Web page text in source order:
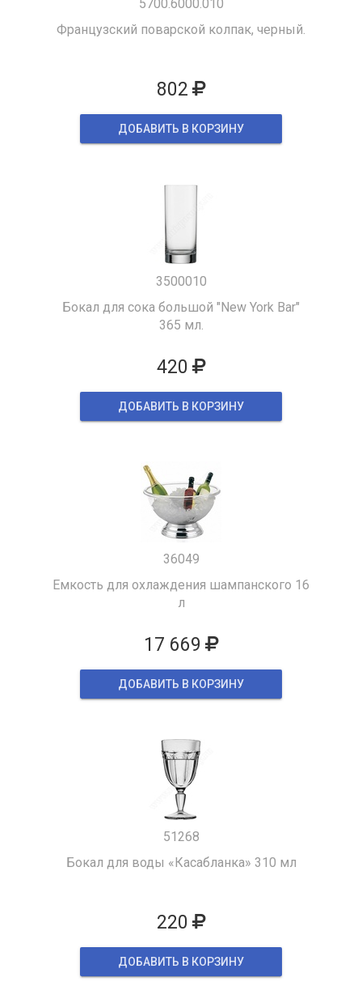
5700.6000.010
Французский поварской колпак, черный.
802
ДОБАВИТЬ В КОРЗИНУ
3500010
Бокал для сока большой "New York Bar"
365 мл.
420
ДОБАВИТЬ В КОРЗИНУ
36049
Емкость для охлаждения шампанского 16
л
17 669
ДОБАВИТЬ В КОРЗИНУ
51268
Бокал для воды «Касабланка» 310 мл
220
ДОБАВИТЬ В КОРЗИНУ